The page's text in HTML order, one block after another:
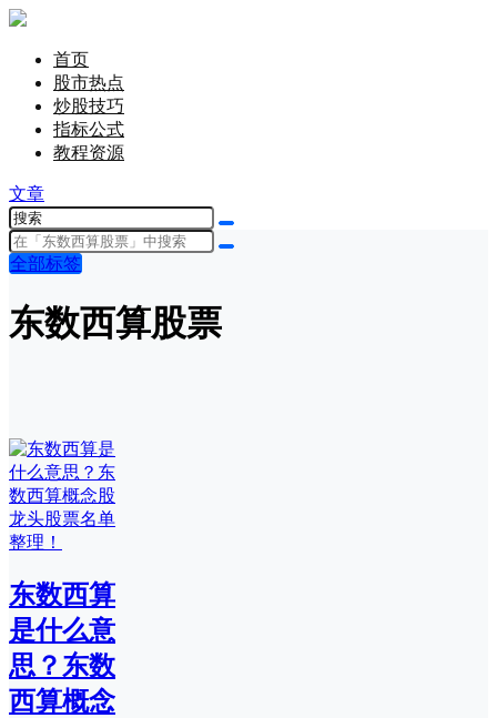
首页
股市热点
炒股技巧
指标公式
教程资源
文章
全部标签
东数西算股票
东数西算
是什么意
思？东数
西算概念